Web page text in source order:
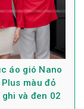
áo gió Nano
màu đỏ
và đen 02